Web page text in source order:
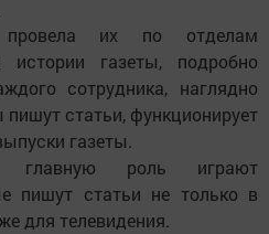
провела их по отделам
истории газеты, подробно
сотрудника, наглядно
статьи, функционирует
газеты.
главную роль играют
пишут статьи не только в
для телевидения.